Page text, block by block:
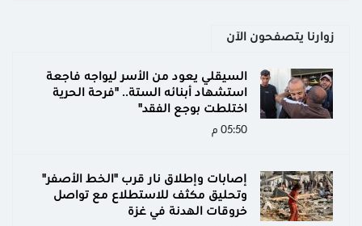
زوارنا يتصفحون الآن
السيقلي يعود من الأسر ليواجه فاجعة
استشهاد أبنائه الستة.. "فرحة الحرية
اختلطت بوجع الفقد"
05:50 م
إصابات وإطلاق نار قرب "الخط الأصفر"
وتحليق مكثف للاستطلاع مع تواصل
خروقات الهدنة في غزة